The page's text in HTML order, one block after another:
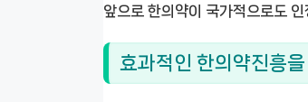
앞으로 한의약이 국가적으로도
효과적인 한의약진흥